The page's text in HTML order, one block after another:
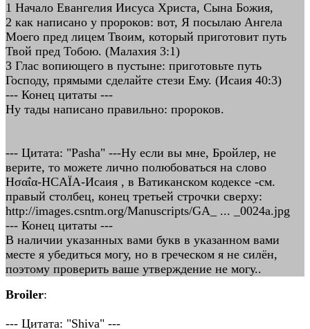
1 Начало Евангелия Иисуса Христа, Сына Божия,
2 как написано у пророков: вот, Я посылаю Ангела
Моего пред лицем Твоим, который приготовит путь
Твой пред Тобою. (Малахия 3:1)
3 Глас вопиющего в пустыне: приготовьте путь
Господу, прямыми сделайте стези Ему. (Исаия 40:3)
--- Конец цитаты ---
Ну тады написано правильно: пророков.
--- Цитата: "Pasha" ---Ну если вы мне, Бройлер, не
верите, то можете лично полюбоваться на слово
Ησαΐα-HCAЇA-Исаия , в Ватиканском кодексе -см.
правый столбец, конец третьей строчки сверху:
http://images.csntm.org/Manuscripts/GA_ ... _0024a.jpg
--- Конец цитаты ---
В наличии указанных вами букв в указанном вами
месте я убедиться могу, но в греческом я не силён,
поэтому проверить ваше утверждение не могу..
Broiler:
--- Цитата: "Shiva" ---